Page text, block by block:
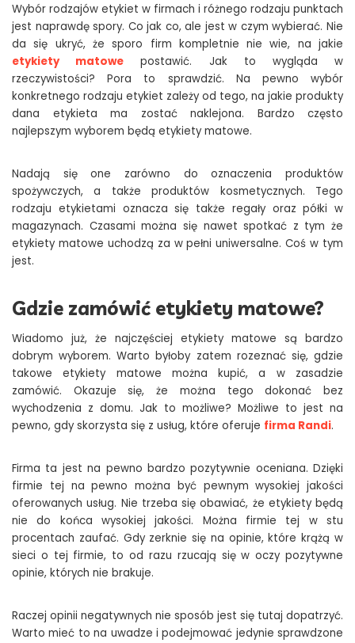
Wybór rodzajów etykiet w firmach i różnego rodzaju punktach
jest naprawdę spory. Co jak co, ale jest w czym wybierać. Nie
da się ukryć, że sporo firm kompletnie nie wie, na jakie
etykiety matowe postawić. Jak to wygląda w
rzeczywistości? Pora to sprawdzić. Na pewno wybór
konkretnego rodzaju etykiet zależy od tego, na jakie produkty
dana etykieta ma zostać naklejona. Bardzo często
najlepszym wyborem będą etykiety matowe.
Nadają się one zarówno do oznaczenia produktów
spożywczych, a także produktów kosmetycznych. Tego
rodzaju etykietami oznacza się także regały oraz półki w
magazynach. Czasami można się nawet spotkać z tym że
etykiety matowe uchodzą za w pełni uniwersalne. Coś w tym
jest.
Gdzie zamówić etykiety matowe?
Wiadomo już, że najczęściej etykiety matowe są bardzo
dobrym wyborem. Warto byłoby zatem rozeznać się, gdzie
takowe etykiety matowe można kupić, a w zasadzie
zamówić. Okazuje się, że można tego dokonać bez
wychodzenia z domu. Jak to możliwe? Możliwe to jest na
pewno, gdy skorzysta się z usług, które oferuje firma Randi.
Firma ta jest na pewno bardzo pozytywnie oceniana. Dzięki
firmie tej na pewno można być pewnym wysokiej jakości
oferowanych usług. Nie trzeba się obawiać, że etykiety będą
nie do końca wysokiej jakości. Można firmie tej w stu
procentach zaufać. Gdy zerknie się na opinie, które krążą w
sieci o tej firmie, to od razu rzucają się w oczy pozytywne
opinie, których nie brakuje.
Raczej opinii negatywnych nie sposób jest się tutaj dopatrzyć.
Warto mieć to na uwadze i podejmować jedynie sprawdzone